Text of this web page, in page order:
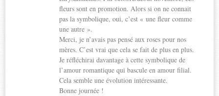
fleurs sont en promotion. Alors si on ne connait
pas la symbolique, oui, c’est « une fleur comme
une autre ».
Merci, je n’avais pas pensé aux roses pour nos
mères. C’est vrai que cela se fait de plus en plus.
Je réfléchirai davantage à cette symbolique de
l’amour romantique qui bascule en amour filial.
Cela semble une évolution intéressante.
Bonne journée !